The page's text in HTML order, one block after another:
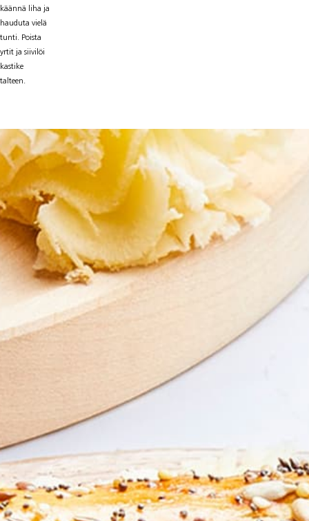
käännä liha ja
hauduta vielä
tunti. Poista
yrtit ja siivilöi
kastike
talteen.